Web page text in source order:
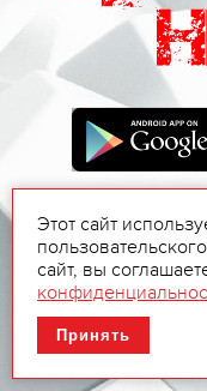
Этот сайт
сайт, вы
Принять